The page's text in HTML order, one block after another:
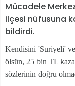
Mücadele
ilçesi nüfusuna
bildirdi.
Kendisini 'Suriyeli'
ölsün, 25 bin TL
sözlerinin doğru